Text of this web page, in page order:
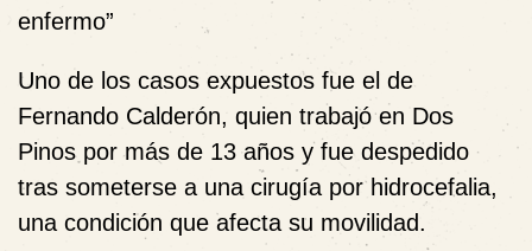
enfermo”
Uno de los casos expuestos fue el de
Fernando Calderón, quien trabajó en Dos
Pinos por más de 13 años y fue despedido
tras someterse a una cirugía por hidrocefalia,
una condición que afecta su movilidad.